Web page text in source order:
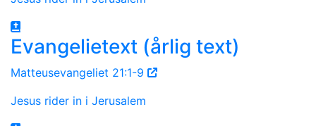
Evangelietext (årlig text)
Matteusevangeliet 21:1-9
Jesus rider in i Jerusalem